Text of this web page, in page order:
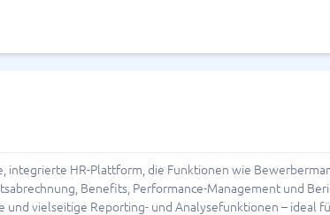
integrierte HR-Plattform, die Funktionen wie
Benefits, Performance-Management und
vielseitige Reporting- und Analysefunktionen – ideal